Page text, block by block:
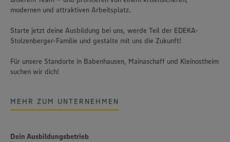
modernen und attraktiven Arbeitsplatz.
Starte jetzt deine Ausbildung bei uns, werde Teil der EDEKA-
Stolzenberger-Familie und gestalte mit uns die Zukunft!
Für unsere Standorte in Babenhausen, Mainaschaff und Kleinostheim
suchen wir dich!
MEHR ZUM UNTERNEHMEN
Dein Ausbildungsbetrieb